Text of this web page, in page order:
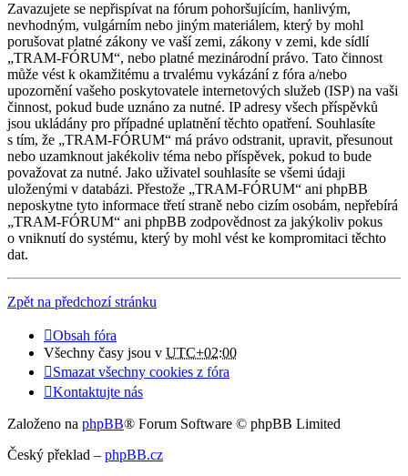
Zavazujete se nepřispívat na fórum pohoršujícím, hanlivým,
nevhodným, vulgárním nebo jiným materiálem, který by mohl
porušovat platné zákony ve vaší zemi, zákony v zemi, kde sídlí
„TRAM-FÓRUM“, nebo platné mezinárodní právo. Tato činnost
může vést k okamžitému a trvalému vykázání z fóra a/nebo
upozornění vašeho poskytovatele internetových služeb (ISP) na vaši
činnost, pokud bude uznáno za nutné. IP adresy všech příspěvků
jsou ukládány pro případné uplatnění těchto opatření. Souhlasíte
s tím, že „TRAM-FÓRUM“ má právo odstranit, upravit, přesunout
nebo uzamknout jakékoliv téma nebo příspěvek, pokud to bude
považovat za nutné. Jako uživatel souhlasíte se všemi údaji
uloženými v databázi. Přestože „TRAM-FÓRUM“ ani phpBB
neposkytne tyto informace třetí straně nebo cizím osobám, nepřebírá
„TRAM-FÓRUM“ ani phpBB zodpovědnost za jakýkoliv pokus
o vniknutí do systému, který by mohl vést ke kompromitaci těchto
dat.
Zpět na předchozí stránku
Obsah fóra
Všechny časy jsou v UTC+02:00
Smazat všechny cookies z fóra
Kontaktujte nás
Založeno na phpBB® Forum Software © phpBB Limited
Český překlad – phpBB.cz